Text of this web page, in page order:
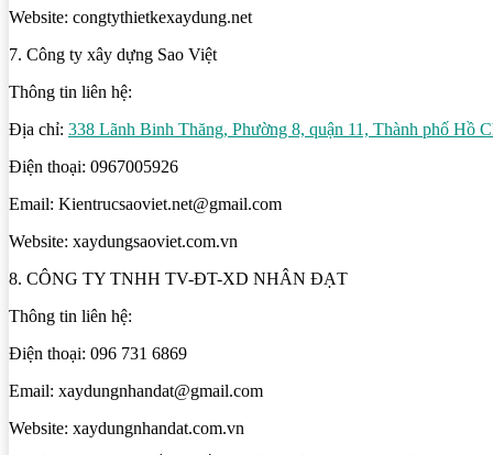
Website: congtythietkexaydung.net
7. Công ty xây dựng Sao Việt
Thông tin liên hệ:
Địa chỉ: 338 Lãnh Binh Thăng, Phường 8, quận 11, Thành phố Hồ
Điện thoại: 0967005926
Email: Kientrucsaoviet.net@gmail.com
Website: xaydungsaoviet.com.vn
8. CÔNG TY TNHH TV-ĐT-XD NHÂN ĐẠT
Thông tin liên hệ:
Điện thoại: 096 731 6869
Email: xaydungnhandat@gmail.com
Website: xaydungnhandat.com.vn